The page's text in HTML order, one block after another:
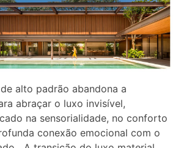
alto padrão abandona a
abraçar o luxo invisível,
na sensorialidade, no conforto
conexão emocional com o